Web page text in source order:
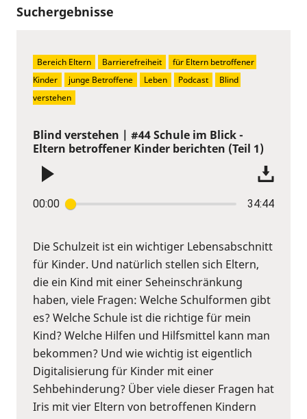
Suchergebnisse
Blind verstehen | #44 Schule im Blick -
Eltern betroffener Kinder berichten (Teil 1)
00:00 34:44
Die Schulzeit ist ein wichtiger Lebensabschnitt
für Kinder. Und natürlich stellen sich Eltern,
die ein Kind mit einer Seheinschränkung
haben, viele Fragen: Welche Schulformen gibt
es? Welche Schule ist die richtige für mein
Kind? Welche Hilfen und Hilfsmittel kann man
bekommen? Und wie wichtig ist eigentlich
Digitalisierung für Kinder mit einer
Sehbehinderung? Über viele dieser Fragen hat
Iris mit vier Eltern von betroffenen Kindern
Bereich Eltern Barrierefreiheit
für Eltern betroffener
Kinder
junge Betroffene Leben Podcast
Blind
verstehen